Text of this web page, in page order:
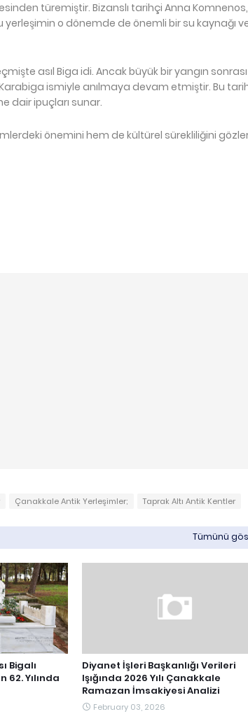
türemiştir. Bizanslı tarihçi Anna Komnenos,
o dönemde de önemli bir su kaynağı
asıl Biga idi. Ancak büyük bir yangın sonrası
Karabiga ismiyle anılmaya devam etmiştir. Bu
dair ipuçları sunar.
önemini hem de kültürel sürekliliğini
Çanakkale Antik Yerleşimler; Taprak Altı Antik Kentler
Tümünü
Bigalı
62. Yılında
Diyanet İşleri Başkanlığı Verileri
Işığında 2026 Yılı Çanakkale
Ramazan İmsakiyesi Analizi
February 03, 2026